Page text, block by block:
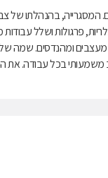
בהנהלתו של
פרגולות ושלל
ומהנדסים. שמה
בכל עבודה. את